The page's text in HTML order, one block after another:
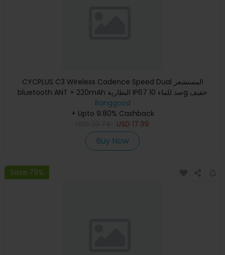
CYCPLUS C3 Wireless Cadence Speed Dual المستشعر
bluetooth ANT + 220mAh البطارية IP67 ضد للماء 10g خفيف
الوزن سهل التركيب
Banggood
+ Upto 9.80% Cashback
USD 17.99
Buy Now
Save 79%